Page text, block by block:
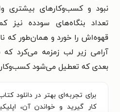
نبود و کسب‌وکارهای بیشتری
تعداد بنگاه‌های سودده نیز
قهوه‌اش را خورد و همان‌طور که
آرامی زیر لب زمزمه می‌کرد که
بعدی که تعطیل می‌شود
برای تجربه‌ای بهتر در دانلود
کار گیرید و خواندن آن،